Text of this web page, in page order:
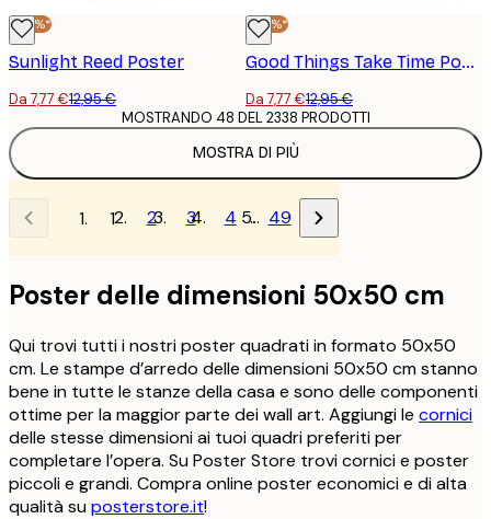
-40%*
Sunlight Reed Poster
Da 7,77 €12,95 €
-40%*
Good Things Take Time Poster
Da 7,77 €12,95 €
MOSTRA DI PIÙ
MOSTRANDO 48 DEL 2338 PRODOTTI
1 2 3 4 … 49
Poster delle dimensioni 50x50 cm
Qui trovi tutti i nostri poster quadrati in formato 50x50
cm. Le stampe d’arredo delle dimensioni 50x50 cm stanno
bene in tutte le stanze della casa e sono delle componenti
ottime per la maggior parte dei wall art. Aggiungi le cornici
delle stesse dimensioni ai tuoi quadri preferiti per
completare l’opera. Su Poster Store trovi cornici e poster
piccoli e grandi. Compra online poster economici e di alta
qualità suposterstore.it!